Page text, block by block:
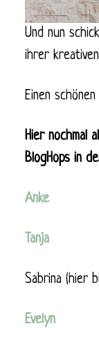
Und nun
ihrer
Einen
Hier nochmal
BlogHops in
Anke
Tanja
Sabrina (hier
Evelyn